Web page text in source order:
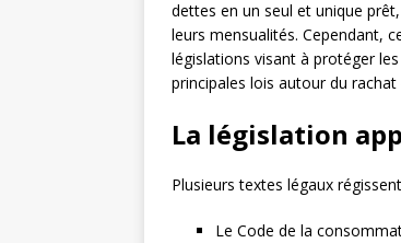
dettes en un seul et unique
leurs mensualités. Cependant,
législations visant à protéger
principales lois autour du
La législation
Plusieurs textes légaux
Le Code de la